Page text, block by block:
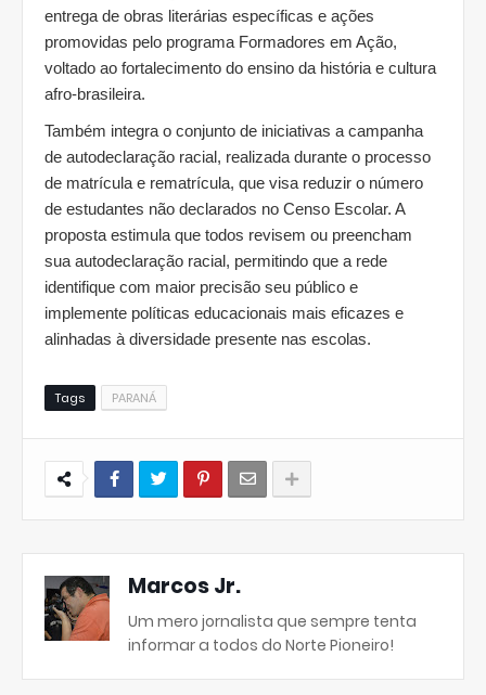
entrega de obras literárias específicas e ações
promovidas pelo programa Formadores em Ação,
voltado ao fortalecimento do ensino da história e cultura
afro-brasileira.
Também integra o conjunto de iniciativas a campanha
de autodeclaração racial, realizada durante o processo
de matrícula e rematrícula, que visa reduzir o número
de estudantes não declarados no Censo Escolar. A
proposta estimula que todos revisem ou preencham
sua autodeclaração racial, permitindo que a rede
identifique com maior precisão seu público e
implemente políticas educacionais mais eficazes e
alinhadas à diversidade presente nas escolas.
Tags PARANÁ
Marcos Jr.
Um mero jornalista que sempre tenta
informar a todos do Norte Pioneiro!